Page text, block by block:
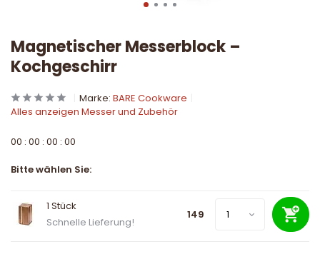
Magnetischer Messerblock –
Kochgeschirr
Marke: BARE Cookware
Alles anzeigen Messer und Zubehör
00 : 00 : 00 : 00
Bitte wählen Sie:
1 Stück
Schnelle Lieferung!
149